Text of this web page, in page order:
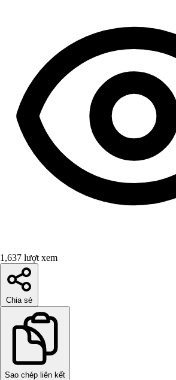
1,637 lượt xem
Chia sẻ
Sao chép liên kết